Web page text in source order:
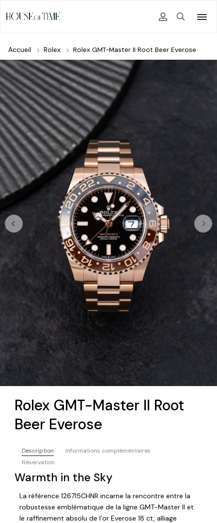
Accueil Rolex Rolex GMT-Master II Root Beer Everose
Rolex GMT-Master II Root
Beer Everose
Description
Informations complémentaires
Réservation
Warmth in the Sky
La référence 126715CHNR incarne la rencontre entre la
robustesse emblématique de la ligne GMT-Master II et
le raffinement absolu de l’or Everose 18 ct, alliage